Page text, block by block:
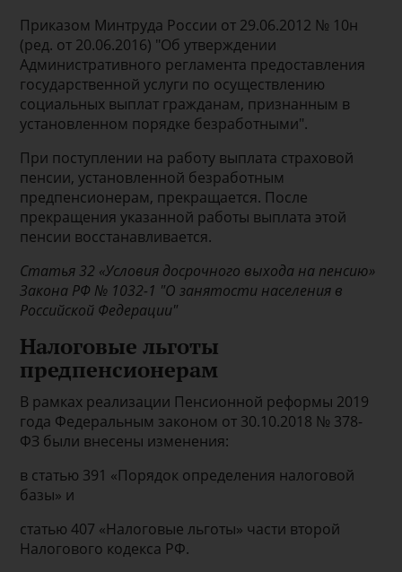
Приказом Минтруда России от 29.06.2012 № 10н
(ред. от 20.06.2016) "Об утверждении
Административного регламента предоставления
государственной услуги по осуществлению
социальных выплат гражданам, признанным в
установленном порядке безработными".
При поступлении на работу выплата страховой
пенсии, установленной безработным
предпенсионерам, прекращается. После
прекращения указанной работы выплата этой
пенсии восстанавливается.
Статья 32 «Условия досрочного выхода на пенсию»
Закона РФ № 1032-1 "О занятости населения в
Российской Федерации"
Налоговые льготы
предпенсионерам
В рамках реализации Пенсионной реформы 2019
года Федеральным законом от 30.10.2018 № 378-
ФЗ были внесены изменения:
в статью 391 «Порядок определения налоговой
базы» и
статью 407 «Налоговые льготы» части второй
Налогового кодекса РФ.